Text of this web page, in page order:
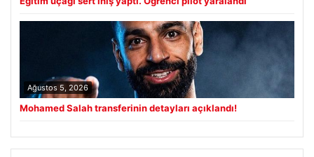
Ağustos 5, 2026
Mohamed Salah transferinin detayları açıklandı!